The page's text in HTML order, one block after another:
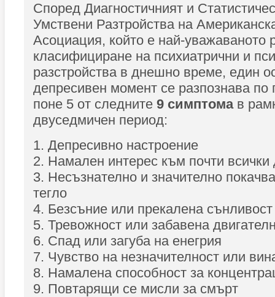
Според Диагностичният и
Умствени Разтройства на
Асоциация, който е най-уважаваното
класифициране на психиатрични и
разстройства в днешно време, един
депресивен момент се разпознава по
поне 5 от следните 9 симптомав
двуседмичен период:
1. Депресивно настроение
2. Намален интерес към почти всички
3. Несъзнателно и значително
тегло
4. Безсъние или прекалена сънливост
5. Тревожност или забавена
6. Спад или загуба на енегрия
7. Чувство на незначителност или
8. Намалена способност за
9. Повтарящи се мисли за смърт